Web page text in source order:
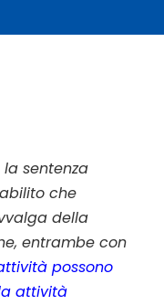
sentenza
che
della
entrambe con
possono
attività